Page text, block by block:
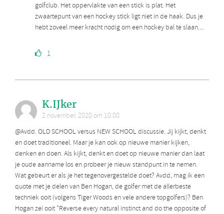
golfclub. Het oppervlakte van een stick is plat. Het
zwaartepunt van een hockey stick ligt niet in de haak. Dus je
hebt zoveel meer kracht nodig om een hockey bal te slaan....
1
K.IJker
2 november, 2020 om 10:00
@Avdd. OLD SCHOOL versus NEW SCHOOL discussie. Jij kijkt, denkt
en doet traditioneel. Maar je kan ook op nieuwe manier kijken,
denken en doen. Als kijkt, denkt en doet op nieuwe manier dan laat
je oude aanname los en probeer je nieuw standpunt in te nemen.
Wat gebeurt er als je het tegenovergestelde doet? Avdd, mag ik een
quote met je delen van Ben Hogan, de golfer met de allerbeste
techniek ooit (volgens Tiger Woods en vele andere topgolfers)? Ben
Hogan zei ooit "Reverse every natural instinct and do the opposite of